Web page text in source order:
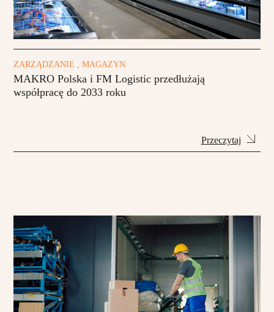
ZARZĄDZANIE , MAGAZYN
MAKRO Polska i FM Logistic przedłużają
współpracę do 2033 roku
Przeczytaj